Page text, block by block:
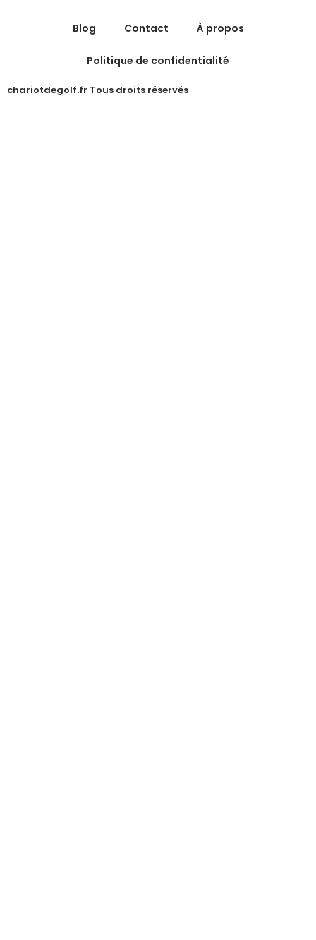
chariotdegolf.fr Tous droits réservés
Blog Contact À propos
Politique de confidentialité